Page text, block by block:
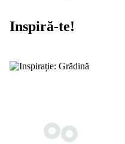
Inspiră-te!